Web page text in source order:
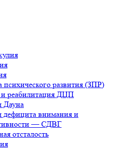
психического развития (ЗПР)
реабилитация ДЦП
Дауна
внимания и
— СДВГ
отсталость